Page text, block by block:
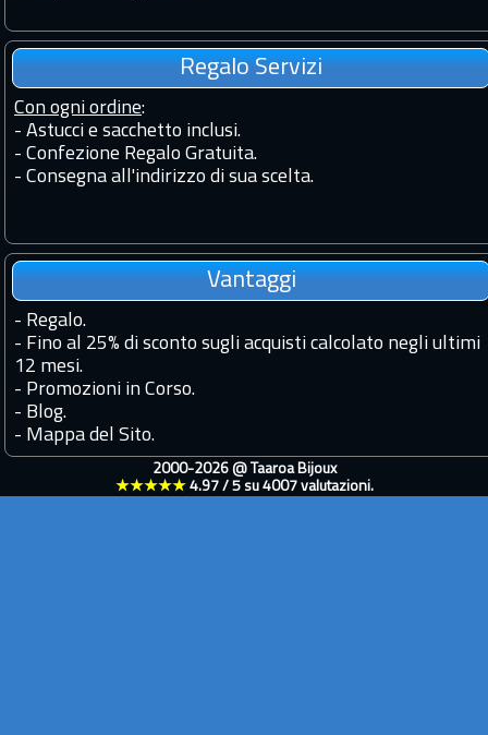
Regalo Servizi
Con ogni ordine:
- Astucci e sacchetto inclusi.
- Confezione Regalo Gratuita.
- Consegna all'indirizzo di sua scelta.
Vantaggi
- Regalo.
- Fino al 25% di sconto sugli acquisti calcolato negli ultimi
12 mesi.
- Promozioni in Corso.
- Blog.
- Mappa del Sito.
2000-2026 @ Taaroa Bijoux
★★★★★ 4.97/ 5su 4007valutazioni.